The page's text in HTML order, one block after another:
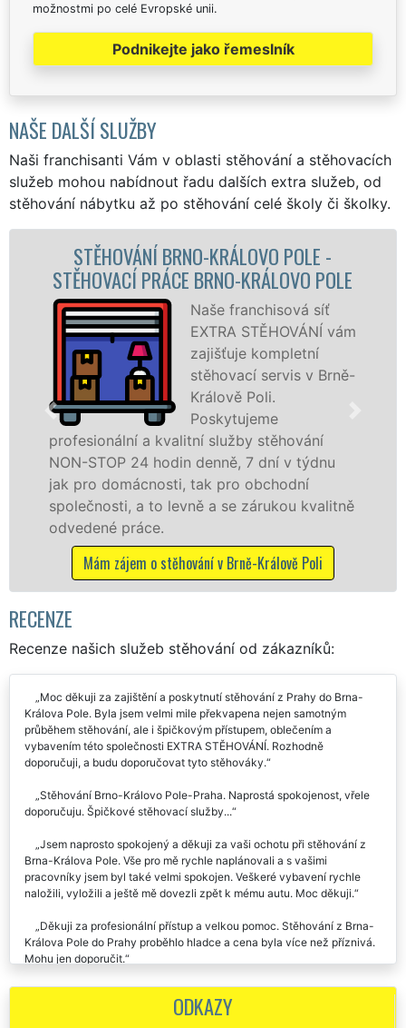
možnostmi po celé Evropské unii.
Podnikejte jako řemeslník
NAŠE DALŠÍ SLUŽBY
Naši franchisanti Vám v oblasti stěhování a stěhovacích
služeb mohou nabídnout řadu dalších extra služeb, od
stěhování nábytku až po stěhování celé školy či školky.
POLE
kvalitně
STĚHOVACÍ SLUŽBA BRNO-
POLE - STĚHOVACÍ FIRMA
KRÁLOVO POLE
Poskytujeme
stěhovací
Brně-Králově
stěhovací
technikou. Tyto služby zajišťujeme
domácnostem i firmám v celém
se zárukou kvality franchisové sítě
STĚHOVÁNÍ. Nabízíme stěhovací
NON-STOP včetně víkendů a svátků
příplatků.
RECENZE
Recenze našich služeb stěhování od zákazníků:
Moc děkuji za zajištění a poskytnutí stěhování z Prahy do Brna-
Králova Pole. Byla jsem velmi mile překvapena nejen samotným
vybavením této společnosti EXTRA STĚHOVÁNÍ. Rozhodně
doporučuji, a budu doporučovat tyto stěhováky.
Stěhování Brno-Královo Pole-Praha. Naprostá spokojenost, vřele
doporučuju. Špičkové stěhovací služby...
Jsem naprosto spokojený a děkuji za vaši ochotu při stěhování z
pracovníky jsem byl také velmi spokojen. Veškeré vybavení rychle
naložili, vyložili a ještě mě dovezli zpět k mému autu. Moc děkuji.
Králova Pole do Prahy proběhlo hladce a cena byla více než příznivá.